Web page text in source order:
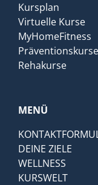
Kursplan
Virtuelle Kurse
MyHomeFitness
Präventionskurse
Rehakurse
MENÜ
DEINE ZIELE
WELLNESS
KURSWELT